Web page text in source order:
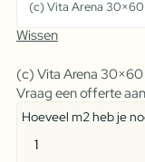
Wissen
(c) Vita Arena
Vraag een offerte
Vita
Hoeveel m2 heb je